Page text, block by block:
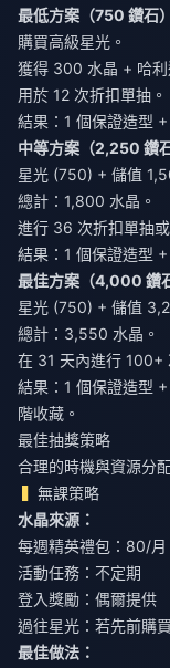
最低方案（750 鑽石
購買高級星光。
獲得 300 水晶 + 哈利
用於 12 次折扣單抽。
結果：1 個保證造型
中等方案（2,250 鑽
星光 (750) + 儲值
總計：1,800 水晶。
進行 36 次折扣單抽
結果：1 個保證造型
最佳方案（4,000 鑽
星光 (750) + 儲值
總計：3,550 水晶。
在 31 天內進行 100+
結果：1 個保證造型
階收藏。
最佳抽獎策略
合理的時機與資源分
無課策略
水晶來源：
每週精英禮包：80/月
活動任務：不定期
登入獎勵：偶爾提供
過往星光：若先前購
最佳做法：